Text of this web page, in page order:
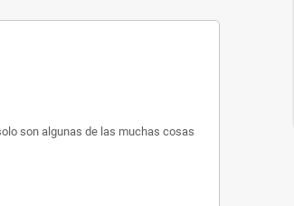
son algunas de las muchas cosas